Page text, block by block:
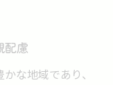
配慮
な地域であり、